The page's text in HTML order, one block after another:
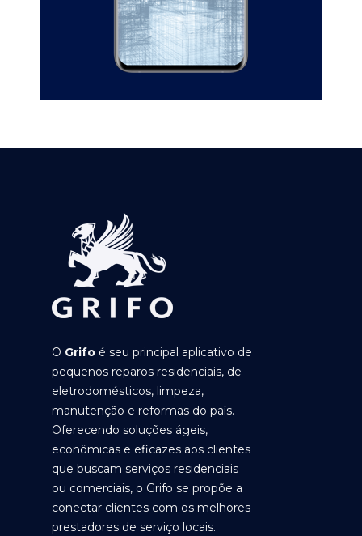
O Grifo é seu principal aplicativo de
pequenos reparos residenciais, de
eletrodomésticos, limpeza,
manutenção e reformas do país.
Oferecendo soluções ágeis,
econômicas e eficazes aos clientes
que buscam serviços residenciais
ou comerciais, o Grifo se propõe a
conectar clientes com os melhores
prestadores de serviço locais.